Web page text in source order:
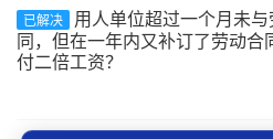
已解决
用人单位超过一个月未
同，但在一年内又补订了劳动
付二倍工资？